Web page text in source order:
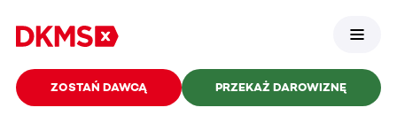
ZOSTAŃ DAWCĄ PRZEKAŻ DAROWIZNĘ